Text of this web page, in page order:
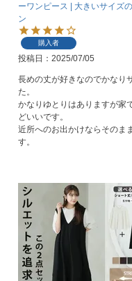
ーワンピース | 大きいサイズ
ン
購入者
投稿日 2025/07/05
長めの丈が好きなのでかなり
た。
かなりゆとりはありますが家
どいいです。
近所へのお出かけならそのま
す。